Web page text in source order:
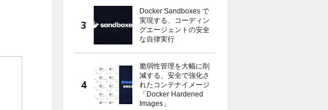
Docker Sandboxes で
実現する、コーディン
グエージェントの安全
な自律実行
脆弱性管理を大幅に削
減する、安全で強化さ
れたコンテナイメージ
「Docker Hardened
Images」